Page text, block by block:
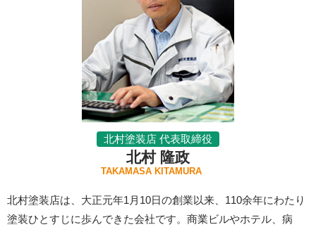
北村塗装店 代表取締役
北村 隆政
TAKAMASA KITAMURA
北村塗装店は、大正元年1月10日の創業以来、110余年にわたり
塗装ひとすじに歩んできた会社です。商業ビルやホテル、病